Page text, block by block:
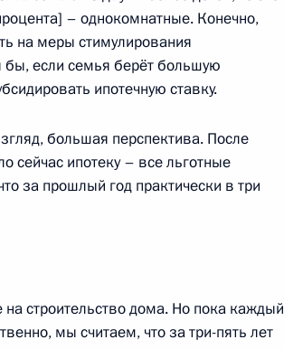
года
– однокомнатные. Конечно,
на меры стимулирования
бы, если семья берёт большую
ипотечную ставку.
большая перспектива. После
сейчас ипотеку – все льготные
за прошлый год практически в три
строительство дома. Но пока каждый
мы считаем, что за три-пять лет